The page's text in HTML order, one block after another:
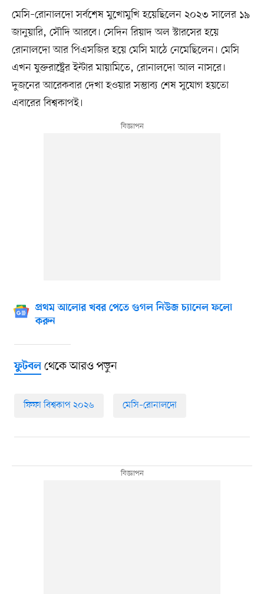
মেসি–রোনালদো সর্বশেষ মুখোমুখি হয়েছিলেন ২০২৩ সালের ১৯
জানুয়ারি, সৌদি আরবে। সেদিন রিয়াদ অল স্টারসের হয়ে
রোনালদো আর পিএসজির হয়ে মেসি মাঠে নেমেছিলেন। মেসি
এখন যুক্তরাষ্ট্রের ইন্টার মায়ামিতে, রোনালদো আল নাসরে।
দুজনের আরেকবার দেখা হওয়ার সম্ভাব্য শেষ সুযোগ হয়তো
এবারের বিশ্বকাপই।
প্রথম আলোর খবর পেতে গুগল নিউজ চ্যানেল ফলো
করুন
ফুটবলথেকে আরও পড়ুন
ফিফা বিশ্বকাপ ২০২৬ মেসি–রোনালদো